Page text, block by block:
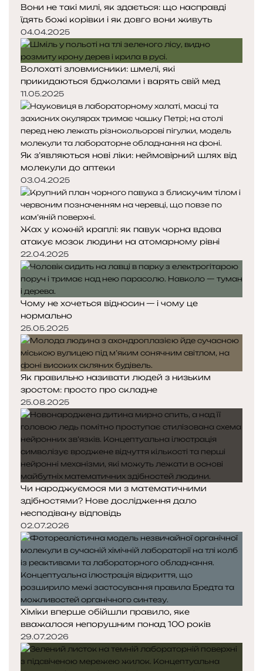
Вони не такі милі, як здається: що насправді
їдять божі корівки і як довго вони живуть
04.04.2025
Волохаті зловмисники: шмелі, які
прикидаються бджолами і варять свій мед
11.05.2025
Як з’являються нові ліки: неймовірний шлях від
молекули до аптеки
03.04.2025
Жах у кожній краплі: як павук чорна вдова
атакує мозок людини на атомарному рівні
22.04.2025
Чому не хочеться відносин — і чому це
нормально
25.05.2025
Як правильно називати людей з низьким
зростом: просто про складне
25.08.2025
Чи народжуємося ми з математичними
здібностями? Нове дослідження дало
несподівану відповідь
02.07.2026
Хіміки вперше обійшли правило, яке
вважалося непорушним понад 100 років
29.07.2026